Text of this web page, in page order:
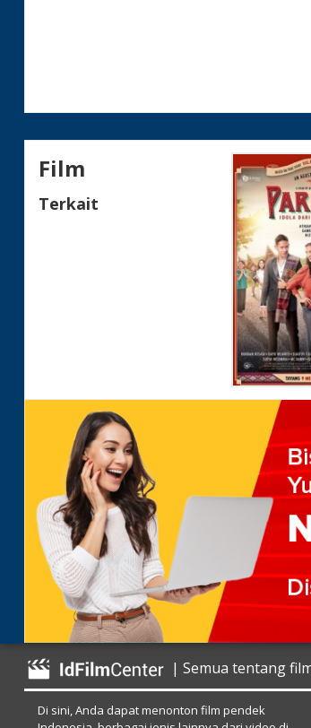
Film
Terkait
| Semua tentang
Di sini, Anda dapat menonton film pendek